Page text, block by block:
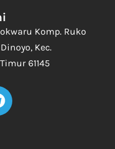
Komp. Ruko
Kec.
61145